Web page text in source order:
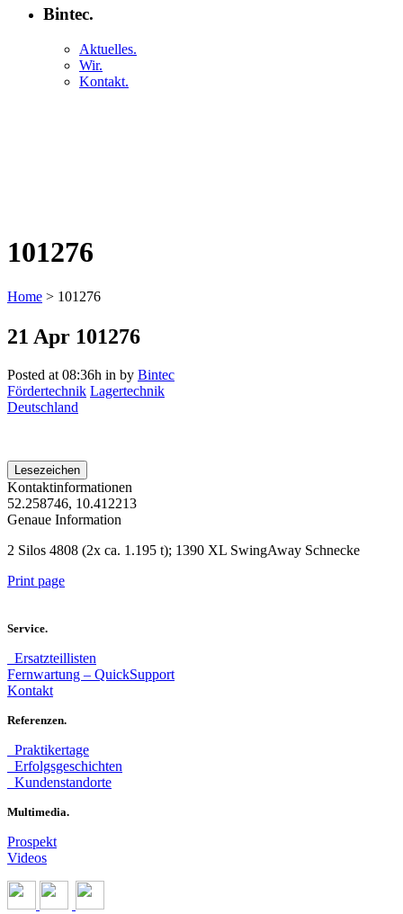
Bintec.
Aktuelles.
Wir.
Kontakt.
101276
Home > 101276
21 Apr 101276
Posted at 08:36h in by Bintec
Fördertechnik Lagertechnik
Deutschland
Lesezeichen
Kontaktinformationen
52.258746, 10.412213
Genaue Information
2 Silos 4808 (2x ca. 1.195 t); 1390 XL SwingAway Schnecke
Print page
Service.
Ersatzteillisten
Fernwartung – QuickSupport
Kontakt
Referenzen.
Praktikertage
Erfolgsgeschichten
Kundenstandorte
Multimedia.
Prospekt
Videos